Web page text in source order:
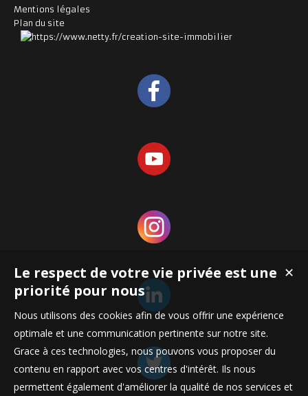
Mentions légales
Plan du site
✕
Le respect de votre vie privée est une
priorité pour nous
Nous utilisons des cookies afin de vous offrir une expérience
optimale et une communication pertinente sur notre site.
Grace à ces technologies, nous pouvons vous proposer du
contenu en rapport avec vos centres d'intérêt. Ils nous
permettent également d'améliorer la qualité de nos services et